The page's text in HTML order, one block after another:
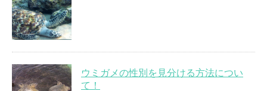
ウミガメの性別を見分ける方法につい
て！